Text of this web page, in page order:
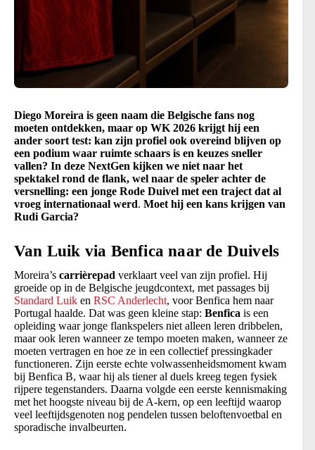
Diego Moreira is geen naam die Belgische fans nog
moeten ontdekken, maar op WK 2026 krijgt hij een
ander soort test: kan zijn profiel ook overeind blijven op
een podium waar ruimte schaars is en keuzes sneller
vallen? In deze NextGen kijken we niet naar het
spektakel rond de flank, wel naar de speler achter de
versnelling: een jonge Rode Duivel met een traject dat al
vroeg internationaal werd. Moet hij een kans krijgen van
Rudi Garcia?
Van Luik via Benfica naar de Duivels
Moreira’s carrièrepad verklaart veel van zijn profiel. Hij
groeide op in de Belgische jeugdcontext, met passages bij
Standard Luik en RSC Anderlecht, voor Benfica hem naar
Portugal haalde. Dat was geen kleine stap: Benfica is een
opleiding waar jonge flankspelers niet alleen leren dribbelen,
maar ook leren wanneer ze tempo moeten maken, wanneer ze
moeten vertragen en hoe ze in een collectief pressingkader
functioneren. Zijn eerste echte volwassenheidsmoment kwam
bij Benfica B, waar hij als tiener al duels kreeg tegen fysiek
rijpere tegenstanders. Daarna volgde een eerste kennismaking
met het hoogste niveau bij de A-kern, op een leeftijd waarop
veel leeftijdsgenoten nog pendelen tussen beloftenvoetbal en
sporadische invalbeurten.